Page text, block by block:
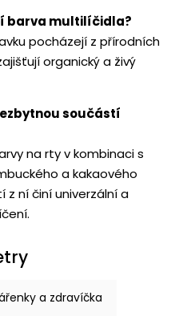
barva multilíčidla?
pocházejí z přírodních
organický a živý
součástí
na rty v kombinaci s
a kakaového
z ní činí univerzální a
a zdravíčka